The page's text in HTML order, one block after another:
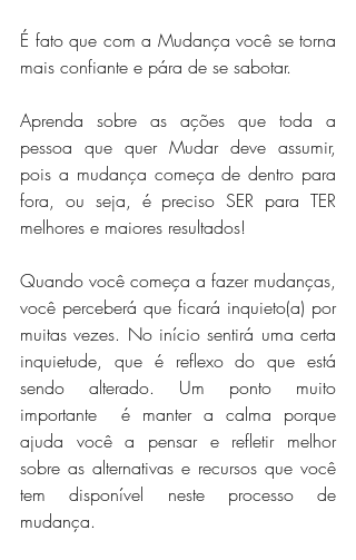
É fato que com a Mudança você se torna
mais confiante e pára de se sabotar.
Aprenda sobre as ações que toda a
pessoa que quer Mudar deve assumir,
pois a mudança começa de dentro para
fora, ou seja, é preciso SER para TER
melhores e maiores resultados!
Quando você começa a fazer mudanças,
você perceberá que ficará inquieto(a) por
muitas vezes. No início sentirá uma certa
inquietude, que é reflexo do que está
sendo alterado. Um ponto muito
importante  é manter a calma porque
ajuda você a pensar e refletir melhor
sobre as alternativas e recursos que você
tem disponível neste processo de
mudança.